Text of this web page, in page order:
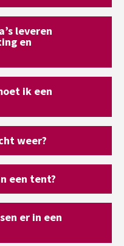
leveren
en
ik een
weer?
een tent?
er in een